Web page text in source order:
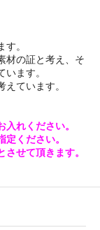
。
材の証と考え、そ
ます。
ています。
れください。
ください。
せて頂きます。